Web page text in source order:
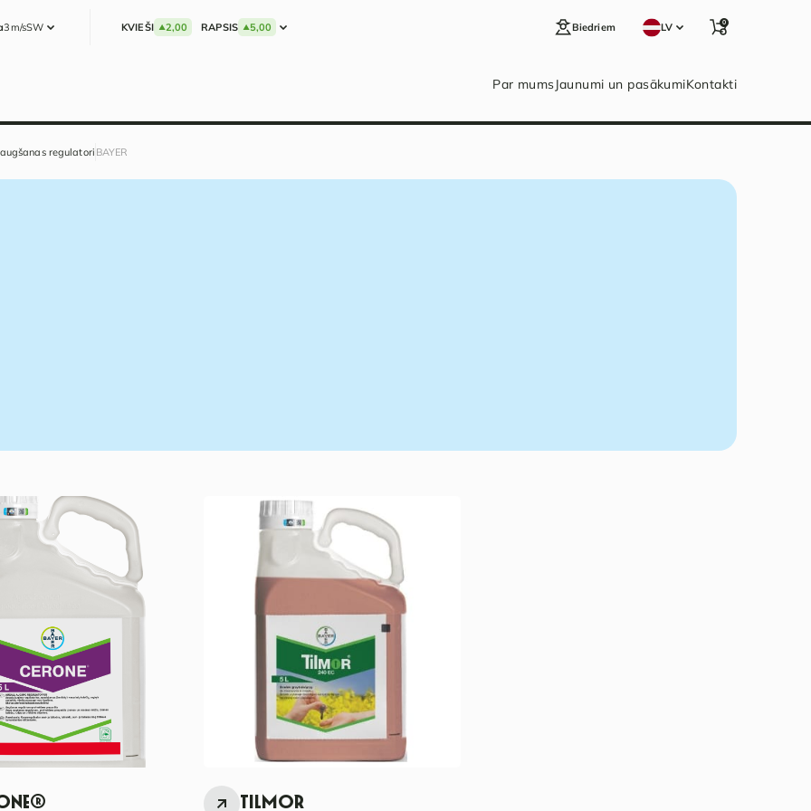
3m/sSW KVIEŠI 2,00 RAPSIS 5,00 Biedriem LV 0
Par mumsJaunumi un pasākumiKontakti
regulatori BAYER
TILMOR